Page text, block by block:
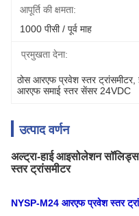
आपूर्ति की क्षमता:
1000 पीसी / पूर्व माह
प्रमुखता देना:
ठोस आरएफ प्रवेश स्तर ट्रांसमीटर,
आरएफ समाई स्तर सेंसर 24VDC
उत्पाद वर्णन
अल्ट्रा-हाई आइसोलेशन
स्तर ट्रांसमीटर
NYSP-M24 आरएफ प्रवेश स्तर